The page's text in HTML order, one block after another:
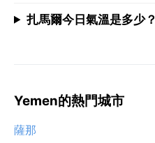
扎馬爾今日氣溫是多少？
Yemen的熱門城市
薩那